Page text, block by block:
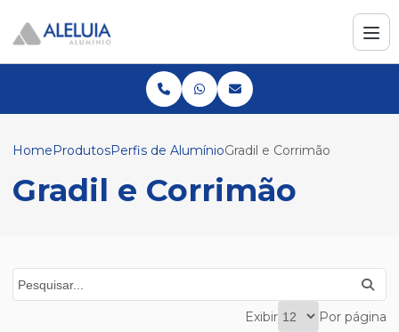
HomeProdutosPerfis de AlumínioGradil e Corrimão
Gradil e Corrimão
Exibir Por página